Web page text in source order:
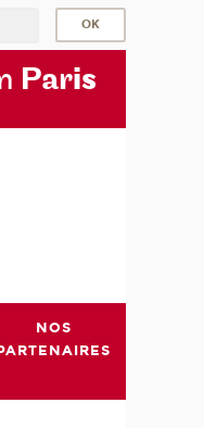
Paris
NOS